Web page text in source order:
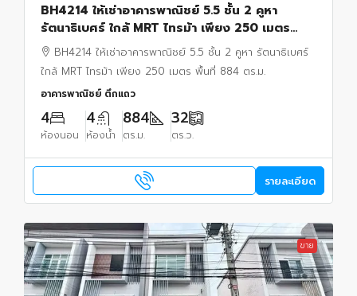
BH4214 ให้เช่าอาคารพาณิชย์ 5.5 ชั้น 2 คูหา
รัตนาธิเบศร์ ใกล้ MRT ไทรม้า เพียง 250 เมตร
พื้นที่ 884 ตร.ม. เหมาะทำสำนักงาน
BH4214 ให้เช่าอาคารพาณิชย์ 5.5 ชั้น 2 คูหา รัตนาธิเบศร์
ใกล้ MRT ไทรม้า เพียง 250 เมตร พื้นที่ 884 ตร.ม.
อาคารพาณิชย์ ตึกแถว
4
ห้องนอน
4
ห้องน้ำ
884
ตร.ม.
32
ตร.ว.
รายละเอียด
ขาย